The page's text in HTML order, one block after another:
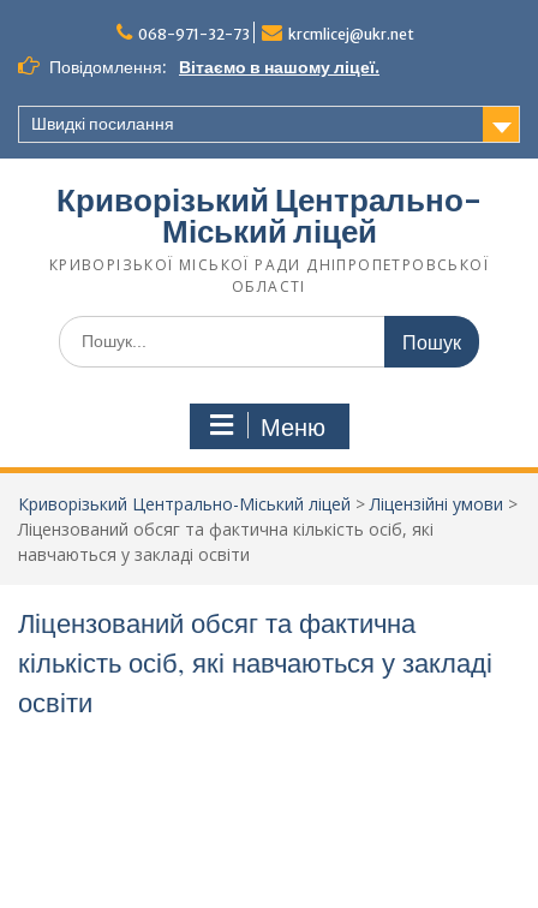
068-971-32-73 krcmlicej@ukr.net
Повідомлення: Вітаємо в нашому ліцеї.
Швидкі посилання
Криворізький Центрально-
Міський ліцей
КРИВОРІЗЬКОЇ МІСЬКОЇ РАДИ ДНІПРОПЕТРОВСЬКОЇ
ОБЛАСТІ
Меню
Криворізький Центрально-Міський ліцей >Ліцензійні умови >
Ліцензований обсяг та фактична кількість осіб, які
навчаються у закладі освіти
Ліцензований обсяг та фактична
кількість осіб, які навчаються у закладі
освіти